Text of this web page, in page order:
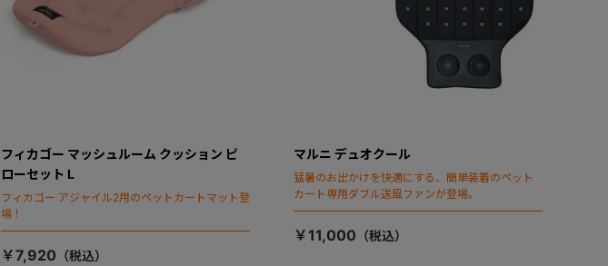
フィカゴー マッシュルーム クッション ピ
ローセット L
フィカゴー アジャイル2用のペットカートマット登
場！
￥7,920
マルニ デュオクール
猛暑のお出かけを快適にする、簡単装着のペット
カート専用ダブル送風ファンが登場。
￥11,000